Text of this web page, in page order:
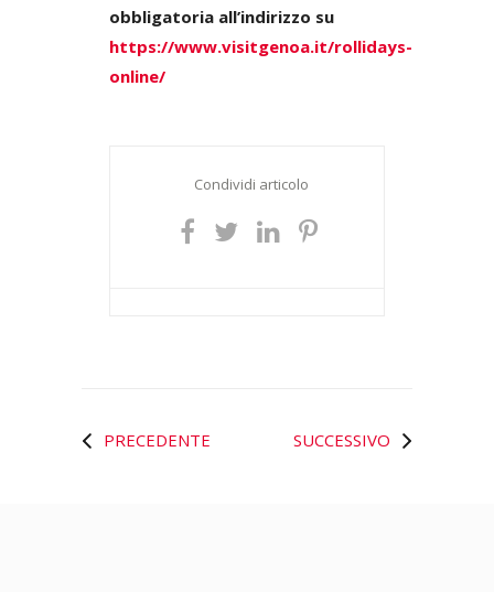
obbligatoria all’indirizzo su
https://www.visitgenoa.it/rollidays-
online/
Condividi articolo
PRECEDENTE SUCCESSIVO